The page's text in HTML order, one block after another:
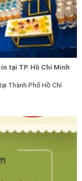
tại TP. Hồ Chí Minh
Thành Phố Hồ Chí